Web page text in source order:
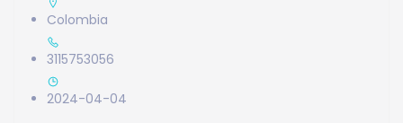
Colombia
3115753056
2024-04-04